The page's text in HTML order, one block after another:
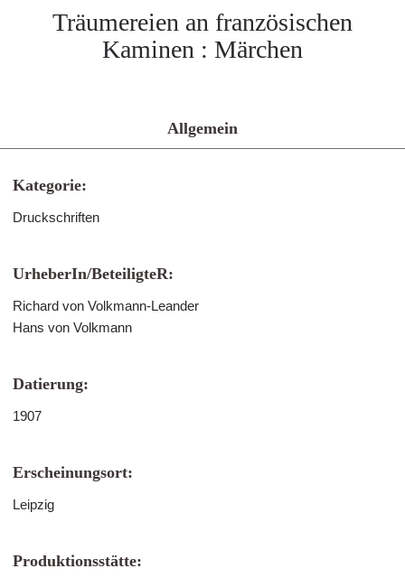
Träumereien an französischen
Kaminen : Märchen
Allgemein
Kategorie:
Druckschriften
UrheberIn/BeteiligteR:
Richard von Volkmann-Leander
Hans von Volkmann
Datierung:
1907
Erscheinungsort:
Leipzig
Produktionsstätte: